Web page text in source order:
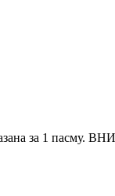
за 1 пасму.